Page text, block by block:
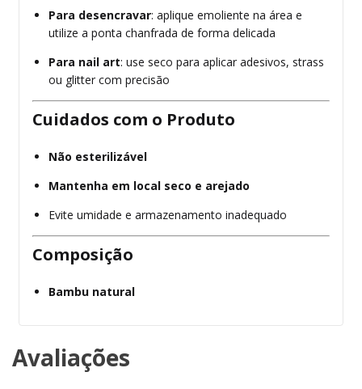
Para desencravar: aplique emoliente na área e
utilize a ponta chanfrada de forma delicada
Para nail art: use seco para aplicar adesivos, strass
ou glitter com precisão
Cuidados com o Produto
Não esterilizável
Mantenha em local seco e arejado
Evite umidade e armazenamento inadequado
Composição
Bambu natural
Avaliações